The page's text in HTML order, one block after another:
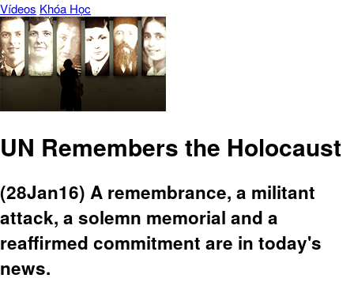
Vídeos Khóa Học
UN Remembers the Holocaust
(28Jan16) A remembrance, a militant
attack, a solemn memorial and a
reaffirmed commitment are in today's
news.